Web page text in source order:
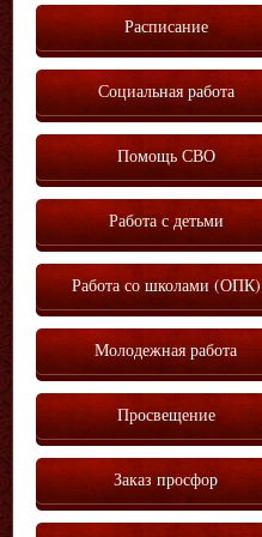
Расписание
Социальная работа
Помощь СВО
Работа с детьми
Работа со школами (ОПК)
Молодежная работа
Просвещение
Заказ просфор